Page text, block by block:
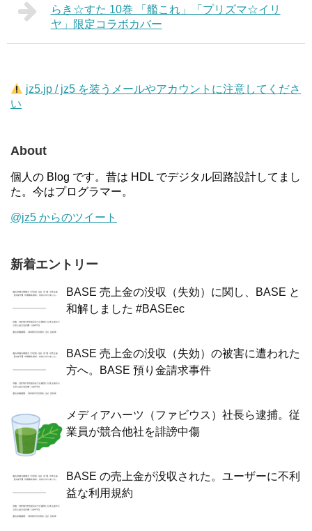
らき☆すた 10巻 「艦これ」「プリズマ☆イリ
ヤ」限定コラボカバー
jz5.jp / jz5 を装うメールやアカウントに注意してくださ
い
About
個人の Blog です。昔は HDL でデジタル回路設計してまし
た。今はプログラマー。
@jz5 からのツイート
新着エントリー
BASE 売上金の没収（失効）に関し、BASE と
和解しました #BASEec
BASE 売上金の没収（失効）の被害に遭われた
方へ。BASE 預り金請求事件
メディアハーツ（ファビウス）社長ら逮捕。従
業員が競合他社を誹謗中傷
BASE の売上金が没収された。ユーザーに不利
益な利用規約